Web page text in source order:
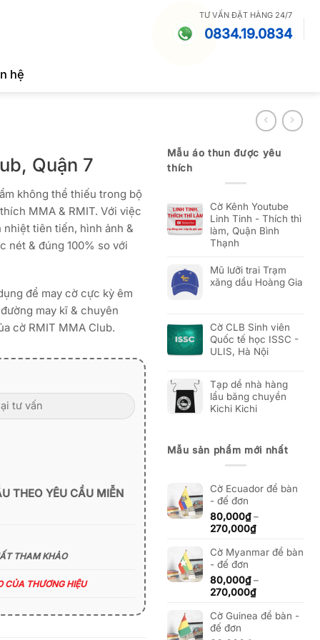
TƯ VẤN ĐẶT HÀNG 24/7
0834.19.0834
hệ
Quận 7
không thể thiếu trong bộ
MMA & RMIT. Với việc
tiên tiến, hình ảnh &
nét & đúng 100% so với
để may cờ cực kỳ êm
may kĩ & chuyên
cờ RMIT MMA Club.
THEO YÊU CẦU MIỄN
THAM KHẢO
CỦA THƯƠNG HIỆU
Mẫu áo thun được yêu
thích
Cờ Kênh Youtube
Linh Tinh - Thích thì
làm, Quận Bình
Thạnh
Mũ lưỡi trai Trạm
xăng dầu Hoàng Gia
Cờ CLB Sinh viên
Quốc tế học ISSC -
ULIS, Hà Nội
Tạp dề nhà hàng
lẩu băng chuyền
Kichi Kichi
Mẫu sản phẩm mới nhất
Cờ Ecuador để bàn
- đế đơn
80,000₫ –
270,000₫Khoảng
từ
270,000₫
Cờ Myanmar để bàn
- đế đơn
80,000₫ –
270,000₫Khoảng
từ
Cờ Guinea để bàn -
đế đơn